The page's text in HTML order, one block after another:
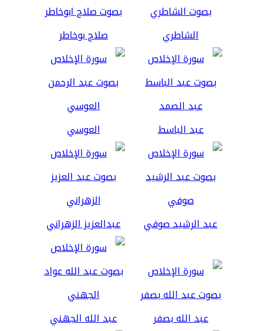
الشاطري صلاح بوخاطر
عبد الباسط العوسي
عبد الرشيد صوفي عبدالعزيز الزهراني
عبد الله بصفر عبد الله الجهني